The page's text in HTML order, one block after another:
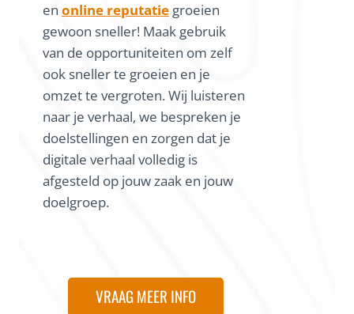
en online reputatie groeien
gewoon sneller! Maak gebruik
van de opportuniteiten om zelf
ook sneller te groeien en je
omzet te vergroten. Wij luisteren
naar je verhaal, we bespreken je
doelstellingen en zorgen dat je
digitale verhaal volledig is
afgesteld op jouw zaak en jouw
doelgroep.
VRAAG MEER INFO